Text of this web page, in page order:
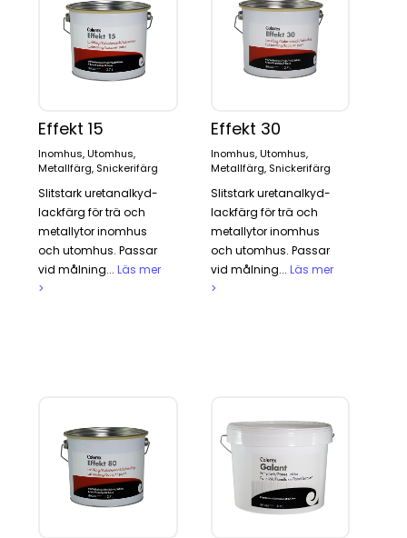
Effekt 15
Inomhus, Utomhus,
Metallfärg, Snickerifärg
Slitstark uretanalkyd-
lackfärg för trä och
metallytor inomhus
och utomhus. Passar
vid målning...Läs mer
>
Effekt 30
Inomhus, Utomhus,
Metallfärg, Snickerifärg
Slitstark uretanalkyd-
lackfärg för trä och
metallytor inomhus
och utomhus. Passar
vid målning... Läs mer
>